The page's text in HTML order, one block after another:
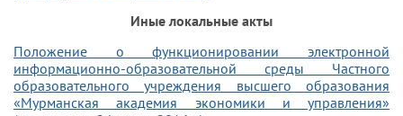
Иные локальные акты
Положение о функционировании электронной
информационно-образовательной среды Частного
образовательного учреждения высшего образования
«Мурманская академия экономики и управления»